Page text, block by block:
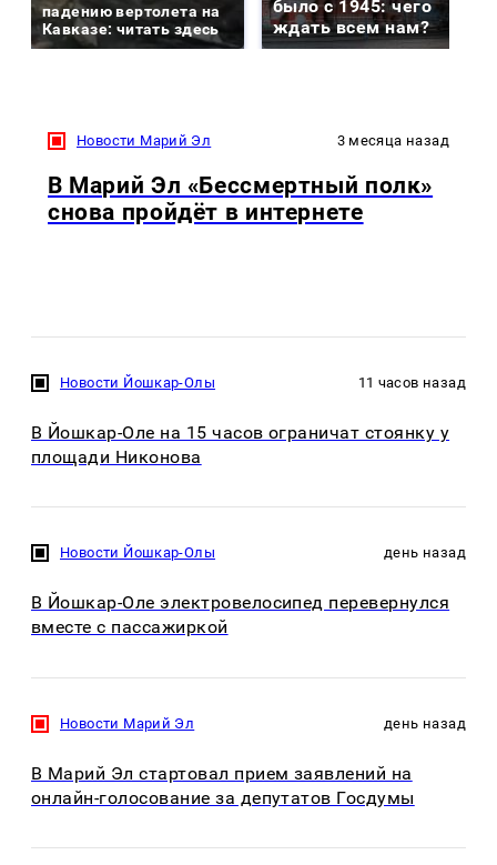
падению вертолета на
Кавказе: читать здесь
было с 1945: чего
ждать всем нам?
Новости Марий Эл 3 месяца назад
В Марий Эл «Бессмертный полк»
снова пройдёт в интернете
Новости Йошкар-Олы 11 часов назад
В Йошкар-Оле на 15 часов ограничат стоянку у
площади Никонова
Новости Йошкар-Олы день назад
В Йошкар-Оле электровелосипед перевернулся
вместе с пассажиркой
Новости Марий Эл день назад
В Марий Эл стартовал прием заявлений на
онлайн-голосование за депутатов Госдумы